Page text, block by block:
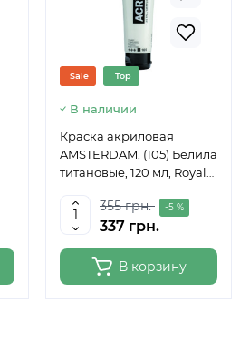
Sale Top
В наличии
Краска акриловая
AMSTERDAM, (105) Белила
титановые, 120 мл, Royal
355 грн. -5 %
337 грн.
В корзину